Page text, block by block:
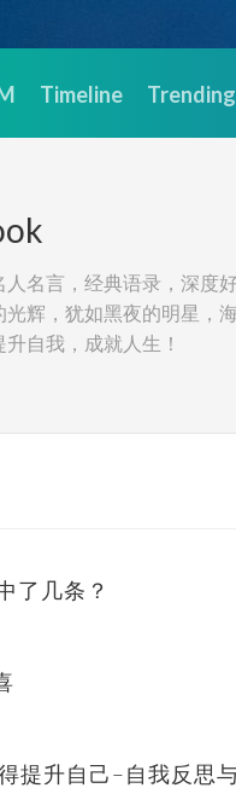
Timeline Trending
名言，经典语录，深度
辉，犹如黑夜的明星，
自我，成就人生！
了几条？
提升自己–自我反思